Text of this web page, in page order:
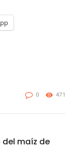
0 471
del maíz de